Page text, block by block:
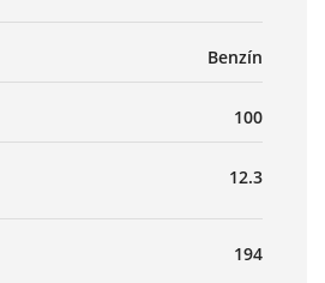
Benzín
100
12.3
194